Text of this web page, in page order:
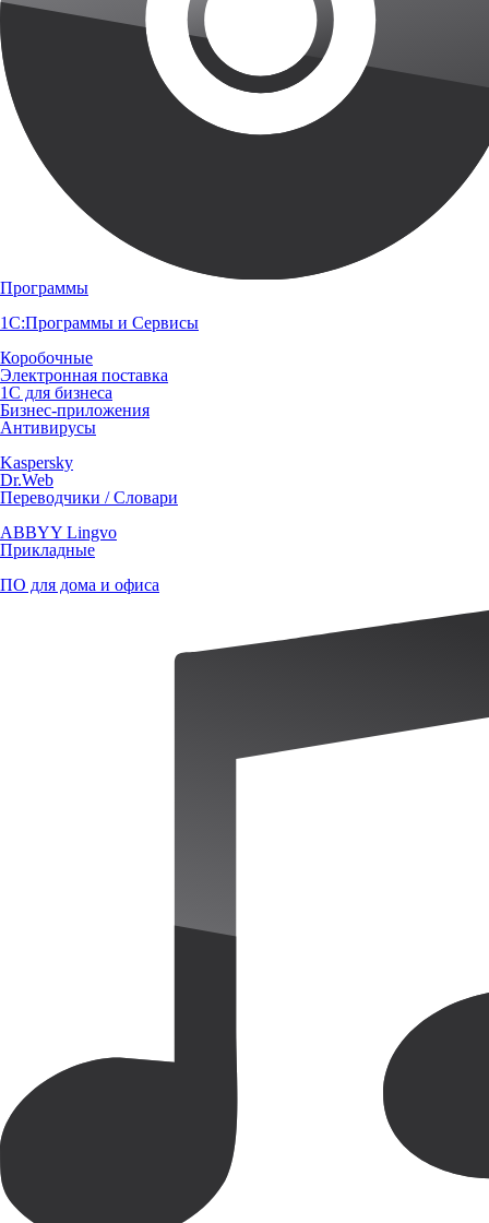
Программы
1С:Программы и Сервисы
Коробочные
Электронная поставка
1С для бизнеса
Бизнес-приложения
Антивирусы
Kaspersky
Dr.Web
Переводчики / Словари
ABBYY Lingvo
Прикладные
ПО для дома и офиса